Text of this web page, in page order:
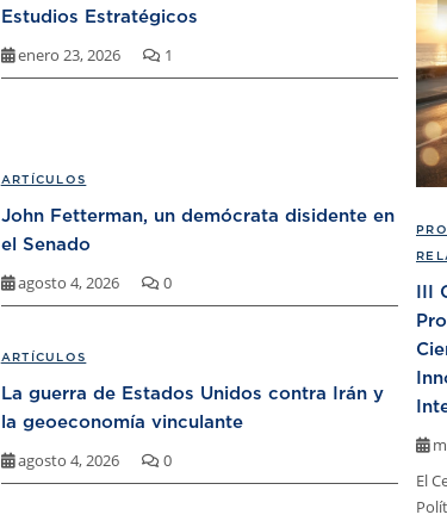
III
El
Estudios Estratégicos
enero 23, 2026 1
ARTÍCULOS
John Fetterman, un demócrata disidente en
el Senado
agosto 4, 2026 0
ARTÍCULOS
La guerra de Estados Unidos contra Irán y
la geoeconomía vinculante
agosto 4, 2026 0